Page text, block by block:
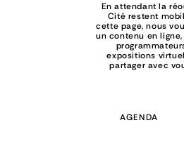
En attendant la
Cité restent
cette page, nous
un contenu en
expositions
partager avec
AGENDA